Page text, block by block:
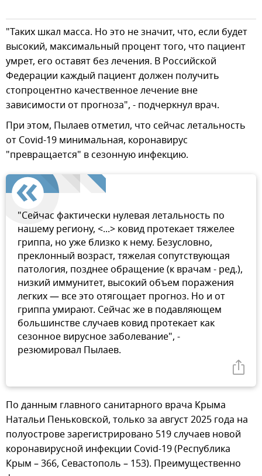
"Таких шкал масса. Но это не значит, что, если будет
высокий, максимальный процент того, что пациент
умрет, его оставят без лечения. В Российской
Федерации каждый пациент должен получить
стопроцентно качественное лечение вне
зависимости от прогноза", - подчеркнул врач.
При этом, Пылаев отметил, что сейчас летальность
от Covid-19 минимальная, коронавирус
"превращается" в сезонную инфекцию.
"Сейчас фактически нулевая летальность по
нашему региону, <...> ковид протекает тяжелее
гриппа, но уже близко к нему. Безусловно,
преклонный возраст, тяжелая сопутствующая
патология, позднее обращение (к врачам - ред.),
низкий иммунитет, высокий объем поражения
легких — все это отягощает прогноз. Но и от
гриппа умирают. Сейчас же в подавляющем
большинстве случаев ковид протекает как
сезонное вирусное заболевание", -
резюмировал Пылаев.
По данным главного санитарного врача Крыма
Натальи Пеньковской, только за август 2025 года на
полуострове зарегистрировано 519 случаев новой
коронавирусной инфекции Covid-19 (Республика
Крым – 366, Севастополь – 153). Преимущественно